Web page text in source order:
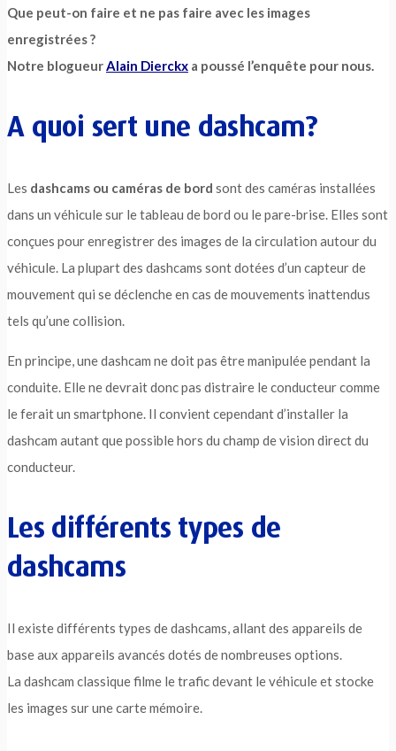
Que peut-on faire et ne pas faire avec les images
enregistrées ?
Notre blogueurAlain Dierckx a poussé l’enquête pour nous.
A quoi sert une dashcam?
Les dashcams ou caméras de bord sont des caméras installées
dans un véhicule sur le tableau de bord ou le pare-brise. Elles sont
conçues pour enregistrer des images de la circulation autour du
véhicule. La plupart des dashcams sont dotées d’un capteur de
mouvement qui se déclenche en cas de mouvements inattendus
tels qu’une collision.
En principe, une dashcam ne doit pas être manipulée pendant la
conduite. Elle ne devrait donc pas distraire le conducteur comme
le ferait un smartphone. Il convient cependant d’installer la
dashcam autant que possible hors du champ de vision direct du
conducteur.
Les différents types de
dashcams
Il existe différents types de dashcams, allant des appareils de
base aux appareils avancés dotés de nombreuses options.
La dashcam classique filme le trafic devant le véhicule et stocke
les images sur une carte mémoire.